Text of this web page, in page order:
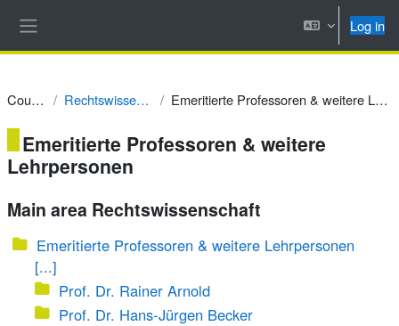
Log in
Courses Rechtswissenschaft Emeritierte Professoren & weitere Lehrpersonen
Emeritierte Professoren & weitere
Lehrpersonen
Main area Rechtswissenschaft
Emeritierte Professoren & weitere Lehrpersonen
[...]
Prof. Dr. Rainer Arnold
Prof. Dr. Hans-Jürgen Becker